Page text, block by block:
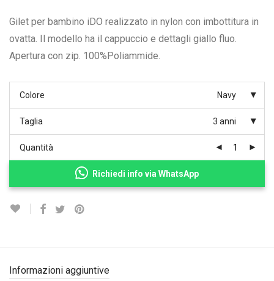
Gilet per bambino iDO realizzato in nylon con imbottitura in
ovatta. Il modello ha il cappuccio e dettagli giallo fluo.
Apertura con zip. 100%Poliammide.
Colore Navy
Taglia 3 anni
Quantità
Richiedi info via WhatsApp
Informazioni aggiuntive